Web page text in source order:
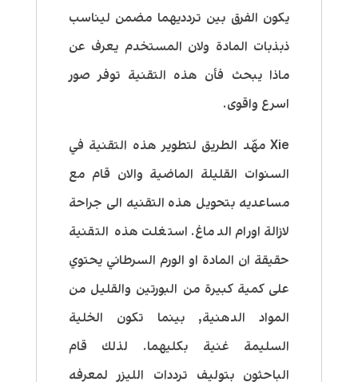
يكون الفرق بين تردديهما مضمن ليناسب
ذبذبات المادة ولان المستخدم يعرف عن
ماذا يبحث فأن هذه التقنية توفر صور
اسرع واقوى.
Xie مهّد الطريق لتطوير هذه التقنية في
السنوات القليلة الماضية والان قام مع
مساعديه بتحويل هذه التقنيه الى جراحة
لازالة اورام الدماغ. استغلت هذه التقنية
حقيقة ان المادة او الورم السرطاني يحتوي
على كمية كبيرة من البورتين والقليل من
المواد الدهنية, بينما تكون الخلية
السليمة غنية بكليهما. لذلك قام
الباحثون بتوليف ترددات الليزر لمعرفه